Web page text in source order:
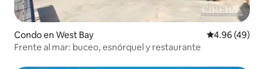
Condo en West Bay Calificación
4.96 (49)
Frente al mar: buceo, esnórquel y restaurante